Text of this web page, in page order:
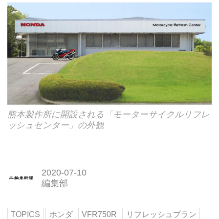
熊本製作所に開設される「モーターサイクルリフレ
ッシュセンター」の外観
2020-07-10
編集部
TOPICS ホンダ VFR750R
リフレッシュプラン